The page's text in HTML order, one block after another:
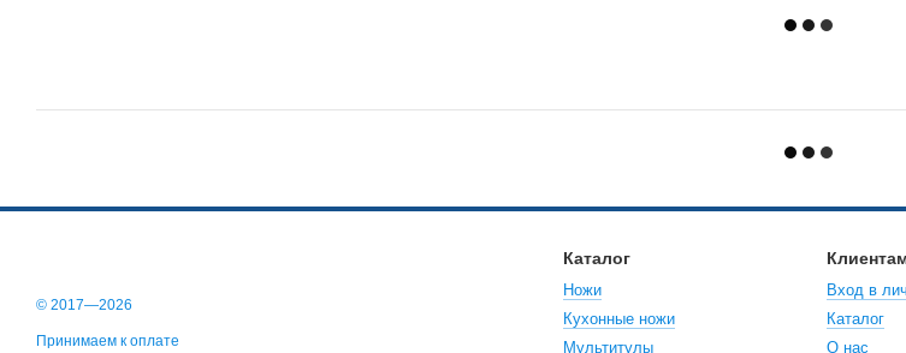
© 2017—2026
Принимаем к оплате
Каталог
Ножи
Кухонные ножи
Мультитулы
Вход в
Каталог
О нас